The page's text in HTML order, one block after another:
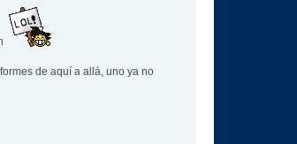
de aquí a allá, uno ya no